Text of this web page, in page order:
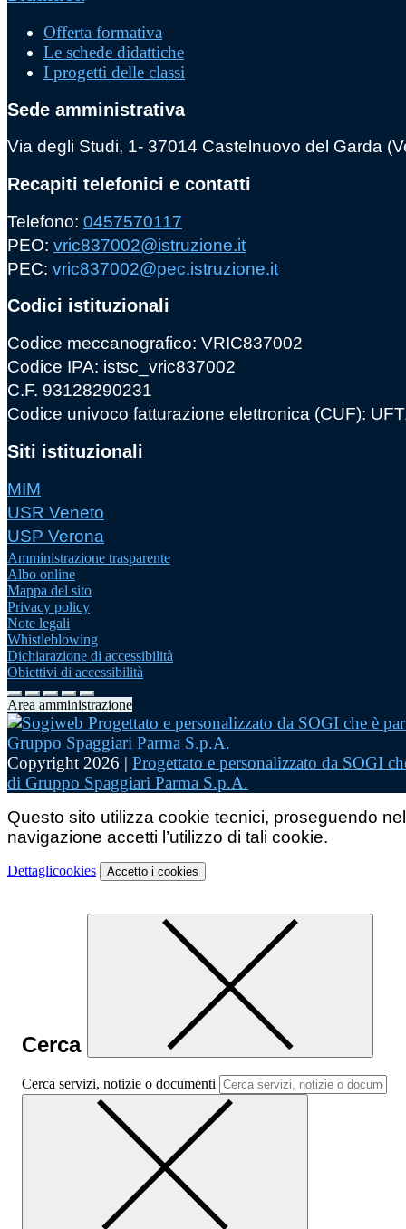
Offerta formativa
Le schede didattiche
I progetti delle classi
Sede amministrativa
Via degli Studi, 1- 37014 Castelnuovo del Garda
Recapiti telefonici e contatti
Telefono: 0457570117
PEO: vric837002@istruzione.it
PEC: vric837002@pec.istruzione.it
Codici istituzionali
Codice meccanografico: VRIC837002
Codice IPA: istsc_vric837002
C.F. 93128290231
Codice univoco fatturazione elettronica (CUF):
Siti istituzionali
MIM
USR Veneto
USP Verona
Amministrazione trasparente
Albo online
Mappa del sito
Privacy policy
Note legali
Whistleblowing
Dichiarazione di accessibilità
Obiettivi di accessibilità
Area amministrazione
Copyright 2026 | Progettato e personalizzato da SOGI
di Gruppo Spaggiari Parma S.p.A.
Questo sito utilizza cookie tecnici, proseguendo
navigazione accetti l’utilizzo di tali cookie.
Dettaglicookies Accetto i cookies
Cerca
Cerca servizi, notizie o documenti